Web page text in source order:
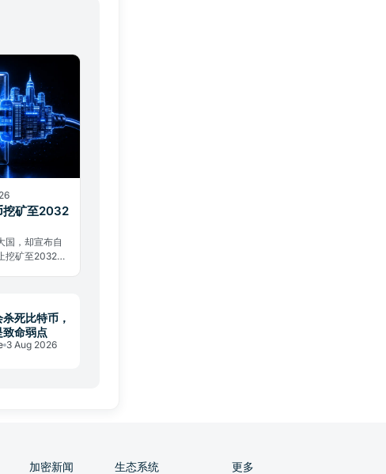
挖矿至2032
国，却宣布自
挖矿至2032
死比特币，
命弱点
3 Aug 2026
加密新闻 生态系统 更多